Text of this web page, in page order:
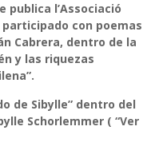
publica l’Associació
participado con poemas
Cabrera, dentro de la
y las riquezas
de Sibylle” dentro del
Schorlemmer ( “Ver